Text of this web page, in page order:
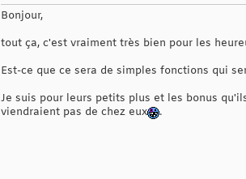
Bonjour,
tout ça, c'est vraiment très bien pour les
Est-ce que ce sera de simples fonctions qui
Je suis pour leurs petits plus et les bonus
viendraient pas de chez eux
.